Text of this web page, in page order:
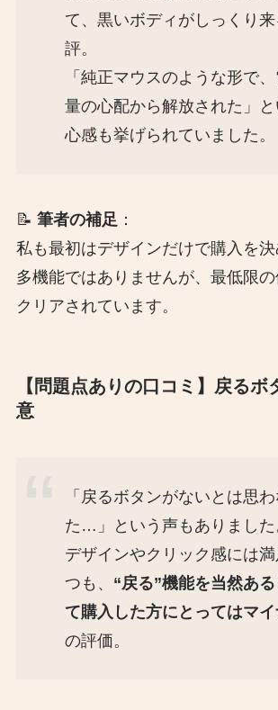
て、黒いボディがしっくり
評。
「純正マウスのような形で
量の心配から解放された」
心感も挙げられていました。
📝 筆者の補足：
私も最初はデザインだけで購入を決
多機能ではありませんが、最低限
クリアされています。
【問題点ありの口コミ】戻るボ
意
「戻るボタンがないとは思
た…」という声もありました
デザインやクリック感には
つも、 “戻る”機能を当然あ
て購入した方にとってはマイ
の評価。